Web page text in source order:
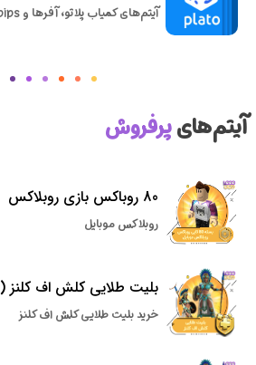
آیتم‌های کمیاب پلاتو، آفرها و pips
آیتم‌هایپرفروش
80 روباکس بازی روبلاکس
روبلاکس موبایل
بلیت طلایی کلش اف کلنز (3 دلاری)
خرید بلیت طلایی کلش اف کلنز